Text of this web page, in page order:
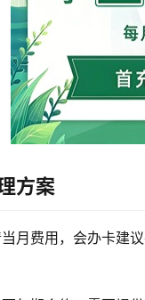
方案
月费用，会办卡建